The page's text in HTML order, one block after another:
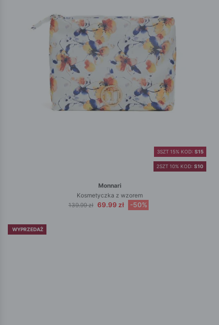
2SZT 10% KOD: S10
3SZT 15% KOD: S15
Monnari
Kosmetyczka z wzorem
139.99 zł 69.99 zł -50%
WYPRZEDAŻ